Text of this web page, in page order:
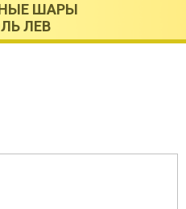
ШАРЫ
ЛЕВ